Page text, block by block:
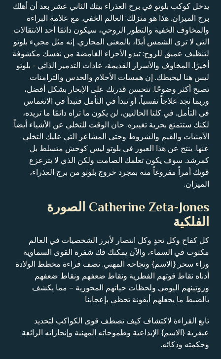
يدخل كوكب بلوتو في برج العذراء بيتك الثاني عشر بعد أن أهلك
برج الميزان. هذا هو منزلك: العالم الخفي. مع علامة البراءة
والمخاوف الخفية والتطور الروحي، سيكون دائمًا أحد الانتقالات
التي لا ترى الشمس أبدًا، بالمعنى المجازي. إنه مثل مجيء بلوتو
لتنظيف عميق للروح: تبدو الأجزاء الغامضة من نفسك مكشوفة
أخيرًا. المخاوف والأسرار القديمة، عادات التدمير الذاتي - بلوتو
ليس هنا ليحبطك. إن همسات الأحلام والحدس والتزامنات
تصبح أكثر وضوحًا. تتحسن قدرتك على الإبحار بشكل أفضل،
وربما تجد علاجاً نفسياً، أو تبدأ في التأمل فتبدأ في الانغماس
في التأمل. في كلتا الحالتين، لن يكون ما تراه دائمًا ما تريده،
لكنك ستتمتع بحرية تغييره. حان الوقت للتخلي عن الأشياء أيضاً.
الأمنيات والقيم والشروط وحتى المشاعر التي عليك التخلي
عنها. ينتج عن هذا العبور في بلوتو ليس كوحش متسلط بل
كمرشد. سوف يكون تعلمك الصامت ولكن الذي لا يتزعزع
قوتك أمراً مفروغاً منه بمجرد خروج بلوتو من برج العذراء،
الميزان.
Catherine Zeta-Jones الصورة
الفلكية
كل كفاح وكل تحدٍ وكل انتصار لأبرز الشخصيات في العالم
مكتوب في السماء، والآن يمكنك فك شفرة القوى السماوية
وراء سحر {الاسم} ونجاحه المهني. تصف قراءة مخطط الولادة
أدناه نقاط قوتهم الفطرية ونقاط ضعفهم ونقاط ضعفهم
وروتينهم اليومي ولحظات حياتهم المحورية – مما يكشف
بالضبط ما يجعلهم أيقونة تحظى بإعجابنا
تابع القراءة لاكتشاف كيف تصطف قوى الكواكب لتحديد
عبقرية {الاسم} الإبداعية وطموحاته المهنية وإنجازاته الرائعة
وحكمته وذكائه.